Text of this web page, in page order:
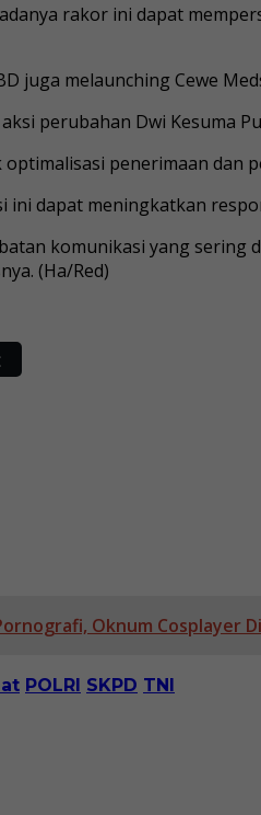
rakor ini dapat
juga melaunching Cewe
perubahan Dwi Kesuma
penerimaan dan
ini dapat meningkatkan
komunikasi yang sering
(Ha/Red)
Oknum Cosplayer
POLRI SKPD TNI